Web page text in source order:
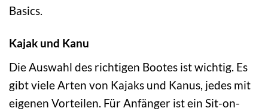
Basics.
Kajak und Kanu
Die Auswahl des richtigen Bootes ist wichtig. Es
gibt viele Arten von Kajaks und Kanus, jedes mit
eigenen Vorteilen. Für Anfänger ist ein Sit-on-